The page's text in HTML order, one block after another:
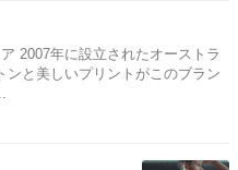
2007年に設立されたオーストラ
ンと美しいプリントがこのブラン